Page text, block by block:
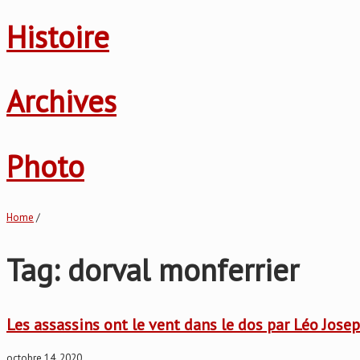
Histoire
Archives
Photo
Home /
Tag: dorval monferrier
Les assassins ont le vent dans le dos par Léo